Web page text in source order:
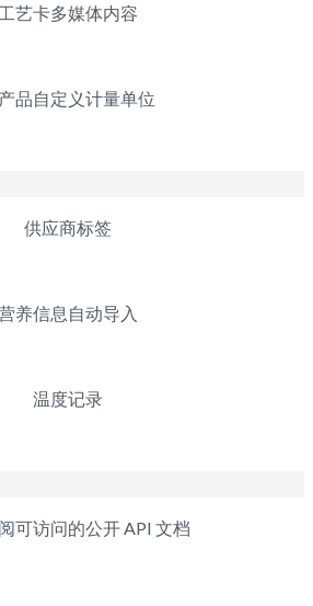
工艺卡多媒体内容
品自定义计量单位
供应商标签
养信息自动导入
温度记录
可访问的公开 API 文档